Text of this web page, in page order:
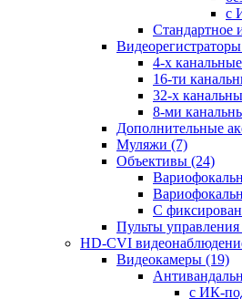
с
Стандартное
4-х канальные
16-ти
32-х
8-ми
Дополнительные
Муляжи (7)
Объективы (24)
С
Пульты управления
HD-CVI
Видеокамеры (19)
с ИК-